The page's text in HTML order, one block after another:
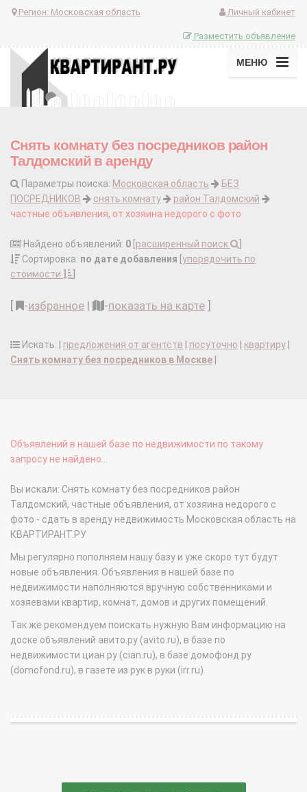
Регион: Московская область Личный кабинет
Разместить объявление
МЕНЮ
Снять комнату без посредников район
Талдомский в аренду
Параметры поиска: Московская область
БЕЗ
ПОСРЕДНИКОВ
снять комнату
район Талдомский
частные объявления, от хозяина недорого с фото
Найдено объявлений: 0 расширенный поиск
Сортировка: по дате добавления упорядочить по
стоимости
-избранное | -показать на карте
Искать: | предложения от агентств посуточно квартиру
Снять комнату без посредников в Москве
Объявлений в нашей базе по недвижимости по такому
запросу не найдено...
Вы искали: Снять комнату без посредников район
Талдомский, частные объявления, от хозяина недорого с
фото - сдать в аренду недвижимость Московская область на
КВАРТИРАНТ.РУ
Мы регулярно пополняем нашу базу и уже скоро тут будут
новые объявления. Объявления в нашей базе по
недвижимости наполняются вручную собственниками и
хозяевами квартир, комнат, домов и других помещений.
Так же рекомендуем поискать нужную Вам информацию на
доске объявлений авито.ру (avito.ru), в базе по
недвижимости циан.ру (cian.ru), в базе домофонд.ру
(domofond.ru), в газете из рук в руки (irr.ru).